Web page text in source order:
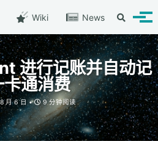
Wiki News 切换搜索
切换
进行记账并自动记
卡通消费
月 6 日 9 分钟阅读